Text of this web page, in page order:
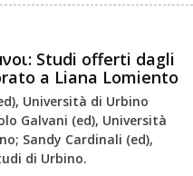
Studi offerti dagli
a Liana Lomiento
Università di Urbino
Galvani (ed), Università
Sandy Cardinali (ed),
di Urbino.